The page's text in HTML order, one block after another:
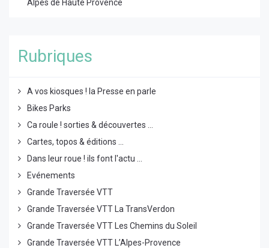
Alpes de Haute Provence
Rubriques
A vos kiosques ! la Presse en parle
Bikes Parks
Ca roule ! sorties & découvertes ...
Cartes, topos & éditions ...
Dans leur roue ! ils font l'actu ...
Evénements
Grande Traversée VTT
Grande Traversée VTT La TransVerdon
Grande Traversée VTT Les Chemins du Soleil
Grande Traversée VTT L’Alpes-Provence